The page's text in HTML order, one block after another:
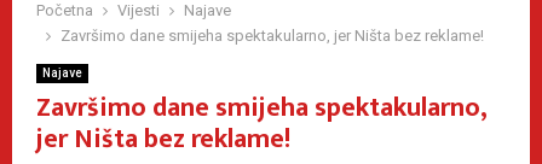
Početna Vijesti
Najave
Završimo dane smijeha spektakularno, jer Ništa bez reklame!
Najave
Završimo dane smijeha spektakularno,
jer Ništa bez reklame!